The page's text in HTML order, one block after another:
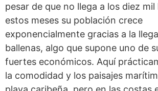
pesar de que no llega a los diez
estos meses su población crece
exponencialmente gracias a la
ballenas, algo que supone uno de
fuertes económicos. Aquí
la comodidad y los paisajes